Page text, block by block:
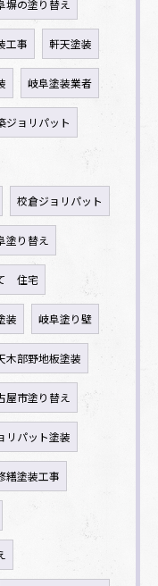
塀の塗り替え
工事 軒天塗装
岐阜塗装業者
ジョリパット
校倉ジョリパット
塗り替え
住宅
装 岐阜塗り壁
木部野地板塗装
屋市塗り替え
リパット塗装
繕塗装工事